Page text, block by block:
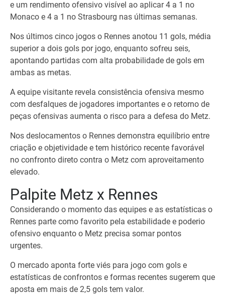
e um rendimento ofensivo visível ao aplicar 4 a 1 no
Monaco e 4 a 1 no Strasbourg nas últimas semanas.
Nos últimos cinco jogos o Rennes anotou 11 gols, média
superior a dois gols por jogo, enquanto sofreu seis,
apontando partidas com alta probabilidade de gols em
ambas as metas.
A equipe visitante revela consistência ofensiva mesmo
com desfalques de jogadores importantes e o retorno de
peças ofensivas aumenta o risco para a defesa do Metz.
Nos deslocamentos o Rennes demonstra equilíbrio entre
criação e objetividade e tem histórico recente favorável
no confronto direto contra o Metz com aproveitamento
elevado.
Palpite Metz x Rennes
Considerando o momento das equipes e as estatísticas o
Rennes parte como favorito pela estabilidade e poderio
ofensivo enquanto o Metz precisa somar pontos
urgentes.
O mercado aponta forte viés para jogo com gols e
estatísticas de confrontos e formas recentes sugerem que
aposta em mais de 2,5 gols tem valor.